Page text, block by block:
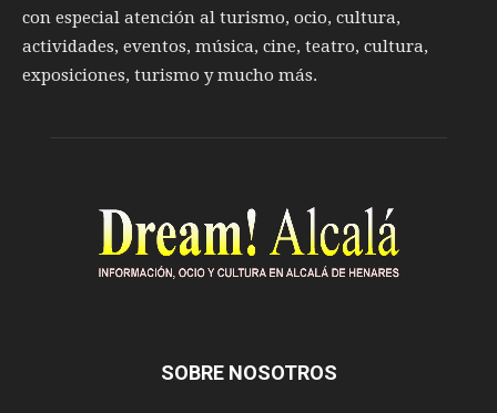
con especial atención al turismo, ocio, cultura,
actividades, eventos, música, cine, teatro, cultura,
exposiciones, turismo y mucho más.
SOBRE NOSOTROS